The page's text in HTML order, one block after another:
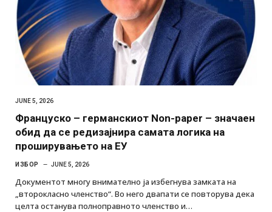
JUNE 5, 2026
Француско – германскиот Non-paper – значаен
обид да се редизајнира самата логика на
проширувањето на ЕУ
ИЗБОР JUNE 5, 2026
Документот многу внимателно ја избегнува замката на
„второкласно членство“. Во него двапати се повторува дека
целта останува полноправното членство и…